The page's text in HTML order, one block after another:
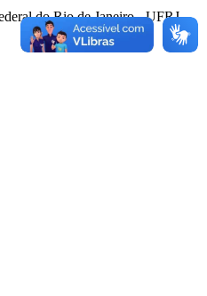
do Rio de Janeiro - UFRJ.